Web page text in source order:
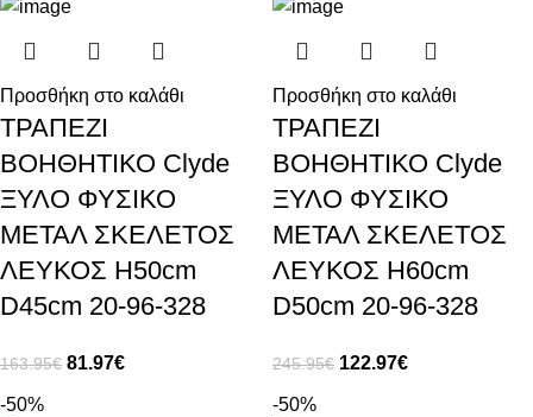
Προσθήκη στο καλάθι
ΤΡΑΠΕΖΙ
ΒΟΗΘΗΤΙΚΟ Clyde
ΞΥΛΟ ΦΥΣΙΚΟ
ΜΕΤΑΛ ΣΚΕΛΕΤΟΣ
ΛΕΥΚΟΣ H50cm
D45cm 20-96-328
163.95€ 81.97€
Προσθήκη στο καλάθι
ΤΡΑΠΕΖΙ
ΒΟΗΘΗΤΙΚΟ Clyde
ΞΥΛΟ ΦΥΣΙΚΟ
ΜΕΤΑΛ ΣΚΕΛΕΤΟΣ
ΛΕΥΚΟΣ H60cm
D50cm 20-96-328
245.95€ 122.97€
-50% -50%